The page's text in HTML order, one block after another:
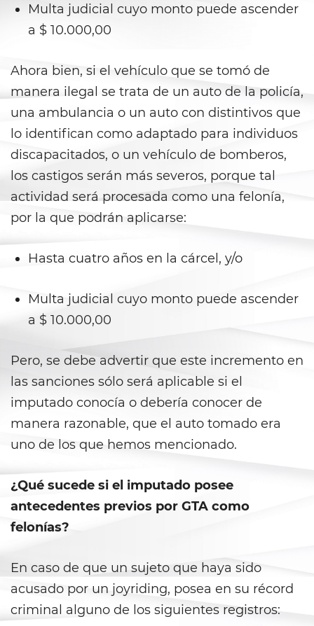
Statutory Rape
Burglary
Burglary of a Safe or Vault
Grand Theft
Grand Theft Auto
Petty Theft
Receiving Stolen Property
Shoplifting
Violent Crimes
Attempted Murder
Dissuading A Witness or Victim
Gang Enhancement
Kidnapping
Involuntary Manslaughter
Voluntary Manslaughter
Multa judicial cuyo monto puede ascender
a $ 10.000,00
Ahora bien, si el vehículo que se tomó de
manera ilegal se trata de un auto de la policía,
una ambulancia o un auto con distintivos que
lo identifican como adaptado para individuos
discapacitados, o un vehículo de bomberos,
los castigos serán más severos, porque tal
actividad será procesada como una felonía,
por la que podrán aplicarse:
Hasta cuatro años en la cárcel, y/o
Multa judicial cuyo monto puede ascender
a $ 10.000,00
Pero, se debe advertir que este incremento en
las sanciones sólo será aplicable si el
imputado conocía o debería conocer de
manera razonable, que el auto tomado era
uno de los que hemos mencionado.
¿Qué sucede si el imputado posee
antecedentes previos por GTA como
felonías?
En caso de que un sujeto que haya sido
acusado por un joyriding, posea en su récord
criminal alguno de los siguientes registros: